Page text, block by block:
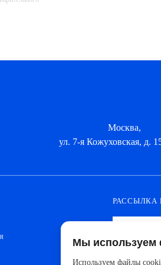
Москва,
ул. 7-я Кожуховская, д.
РАССЫЛКА
новинок от
Мы
Используем файлы